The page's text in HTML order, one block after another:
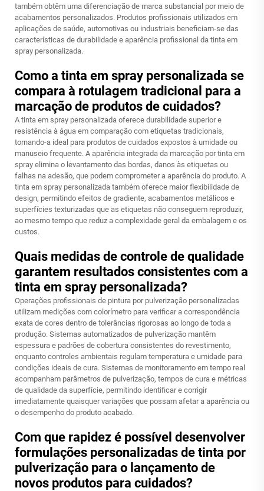
também obtêm uma diferenciação de marca substancial por meio de
acabamentos personalizados. Produtos profissionais utilizados em
aplicações de saúde, automotivas ou industriais beneficiam-se das
características de durabilidade e aparência profissional da tinta em
spray personalizada.
Como a tinta em spray personalizada se
compara à rotulagem tradicional para a
marcação de produtos de cuidados?
A tinta em spray personalizada oferece durabilidade superior e
resistência à água em comparação com etiquetas tradicionais,
tornando-a ideal para produtos de cuidados expostos à umidade ou
manuseio frequente. A aparência integrada da marcação por tinta em
spray elimina o levantamento das bordas, danos às etiquetas ou
falhas na adesão, que podem comprometer a aparência do produto. A
tinta em spray personalizada também oferece maior flexibilidade de
design, permitindo efeitos de gradiente, acabamentos metálicos e
superfícies texturizadas que as etiquetas não conseguem reproduzir,
ao mesmo tempo que reduz a complexidade geral da embalagem e os
custos.
Quais medidas de controle de qualidade
garantem resultados consistentes com a
tinta em spray personalizada?
Operações profissionais de pintura por pulverização personalizadas
utilizam medições com colorímetro para verificar a correspondência
exata de cores dentro de tolerâncias rigorosas ao longo de toda a
produção. Sistemas automatizados de pulverização mantêm
espessura e padrões de cobertura consistentes do revestimento,
enquanto controles ambientais regulam temperatura e umidade para
condições ideais de cura. Sistemas de monitoramento em tempo real
acompanham parâmetros de pulverização, tempos de cura e métricas
de qualidade da superfície, permitindo identificar e corrigir
imediatamente quaisquer variações que possam afetar a aparência ou
o desempenho do produto acabado.
Com que rapidez é possível desenvolver
formulações personalizadas de tinta por
pulverização para o lançamento de
novos produtos para cuidados?